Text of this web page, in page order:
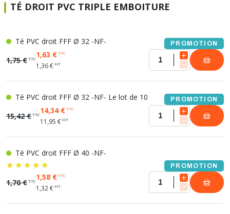
TÉ DROIT PVC TRIPLE EMBOITURE
Té PVC droit FFF Ø 32 -NF- PROMOTION
1,75 €TTC1,63 €TTC
1,36 € HT
Té PVC droit FFF Ø 32 -NF- Le lot de 10 PROMOTION
15,42 €TTC14,34 €TTC
11,95 € HT
Té PVC droit FFF Ø 40 -NF-
PROMOTION
1,70 €TTC1,58 €TTC
1,32 € HT